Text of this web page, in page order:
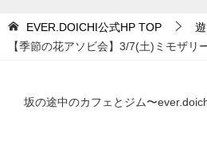
EVER.DOICHI公式HP TOP
【季節の花アソビ会】3/7(土)ミモザリ
坂の途中のカフェとジム〜